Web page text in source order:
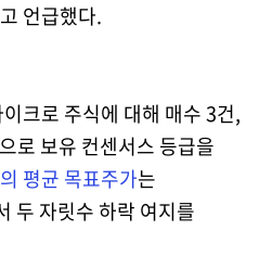
언급했다.
크로 주식에 대해 매수 3건,
로 보유 컨센서스 등급을
평균 목표주가는
두 자릿수 하락 여지를